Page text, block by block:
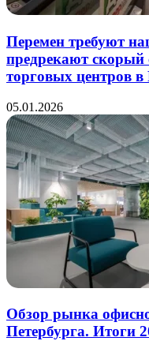
Перемен требуют
предрекают скорый
торговых центров в
05.01.2026
Обзор рынка
Петербурга. Итоги